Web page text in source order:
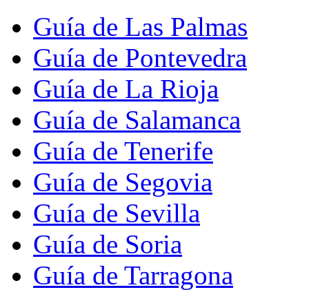
Guía de Las Palmas
Guía de Pontevedra
Guía de La Rioja
Guía de Salamanca
Guía de Tenerife
Guía de Segovia
Guía de Sevilla
Guía de Soria
Guía de Tarragona